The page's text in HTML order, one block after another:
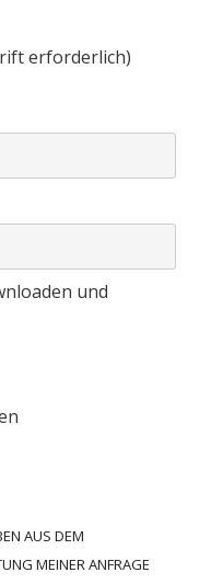
erforderlich)
und
AUS DEM
MEINER ANFRAGE